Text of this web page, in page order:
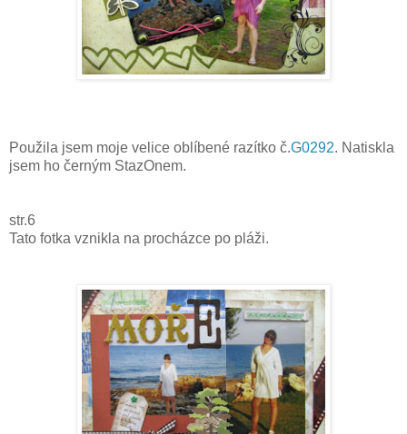
Použila jsem moje velice oblíbené razítko č.G0292. Natiskla
jsem ho černým StazOnem.
str.6
Tato fotka vznikla na procházce po pláži.